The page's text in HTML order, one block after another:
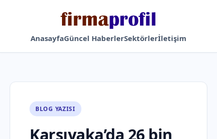
AnasayfaGüncel HaberlerSektörlerİletişim
BLOG YAZISI
Karşıyaka’da 26 bin